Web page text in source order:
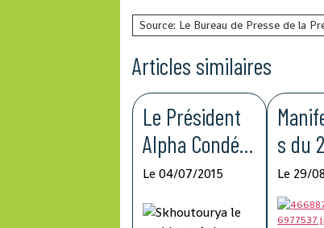
Source: Le Bureau de Presse de la
Articles similaires
Le Président
Alpha Condé
lance le Projet
pour
Le 04/07/2015
s du
le fil
Le 29/